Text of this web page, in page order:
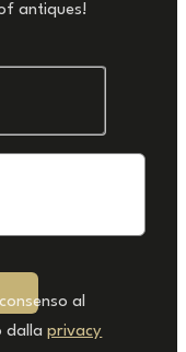
antiques!
al
dallaprivacy